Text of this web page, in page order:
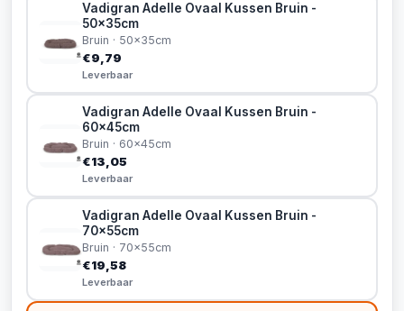
Vadigran Adelle Ovaal Kussen Bruin -
50x35cm
Bruin · 50x35cm
€9,79
Leverbaar
Vadigran Adelle Ovaal Kussen Bruin -
60x45cm
Bruin · 60x45cm
€13,05
Leverbaar
Vadigran Adelle Ovaal Kussen Bruin -
70x55cm
Bruin · 70x55cm
€19,58
Leverbaar